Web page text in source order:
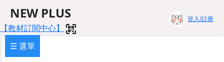
NEW PLUS
【教材訂閱中心】
登入/註冊
☰ 選單